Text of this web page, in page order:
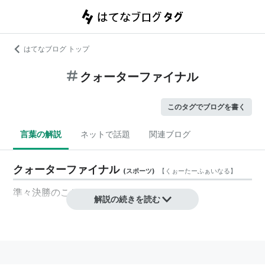
はてなブログ トップ
クォーターファイナル
このタグでブログを書く
言葉の解説 ネットで話題 関連ブログ
クォーターファイナル (スポーツ) 【 くぉーたーふぁいなる】
準々決勝のこと
解説の続きを読む